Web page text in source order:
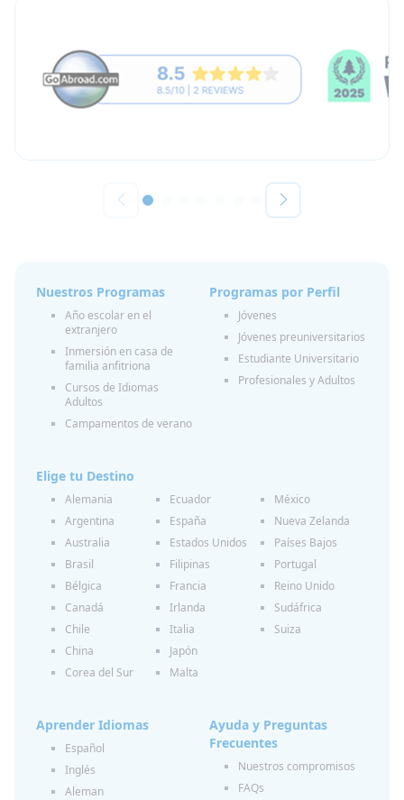
Nuestros Programas
Año escolar en el
extranjero
Inmersión en casa de
familia anfitriona
Cursos de Idiomas
Adultos
Campamentos de verano
Programas por Perfil
Jóvenes
Jóvenes preuniversitarios
Estudiante Universitario
Profesionales y Adultos
Elige tu Destino
Alemania
Argentina
Australia
Brasil
Bélgica
Canadá
Chile
China
Corea del Sur
Ecuador
España
Estados Unidos
Filipinas
Francia
Irlanda
Italia
Japón
Malta
México
Nueva Zelanda
Países Bajos
Portugal
Reino Unido
Sudáfrica
Suiza
Aprender Idiomas
Español
Inglés
Aleman
Ayuda y Preguntas
Frecuentes
Nuestros compromisos
FAQs